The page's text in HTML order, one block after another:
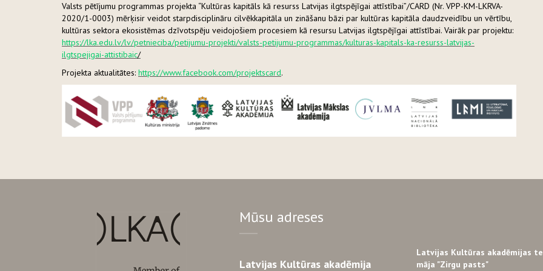
Valsts pētījumu programmas projekta “Kultūras kapitāls kā resurss Latvijas ilgtspējīgai attīstībai”/CARD (Nr. VPP-KM-LKRVA-
2020/1-0003) mērķisir veidot starpdisciplināru cilvēkkapitāla un zināšanu bāzi par kultūras kapitāla daudzveidību un vērtību,
kultūras sektora ekosistēmas dzīvotspēju veidojošiem procesiem kā resursu Latvijas ilgtspējīgai attīstībai. Vairāk par projektu:
https://lka.edu.lv/lv/petnieciba/petijumu-projekti/valsts-petijumu-programmas/kulturas-kapitals-ka-resurss-latvijas-
ilgtspejigai-attistibaic/
Projekta aktualitātes: https://www.facebook.com/projektscard.
Mūsu adreses
Latvijas Kultūras akadēmija
Latvijas Kultūras akadēmijas
māja "Zirgu pasts"